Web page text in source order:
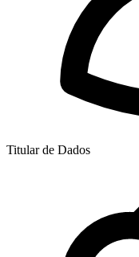
Titular de Dados